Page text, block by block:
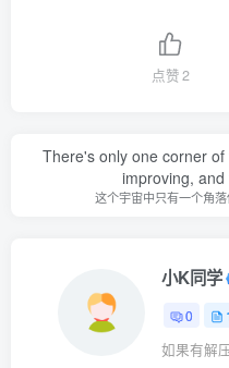
点赞2
There's only one corner
improving,
这个宇宙中只有一个角
小K同学
0
如果有解